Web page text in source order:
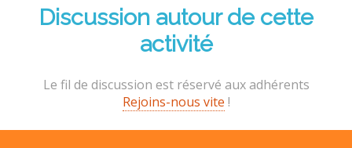
Discussion autour de cette
activité
Le fil de discussion est réservé aux adhérents
Rejoins-nous vite !